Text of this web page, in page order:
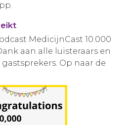
MedicijnCast 10.000
aan alle luisteraars en
Op naar de